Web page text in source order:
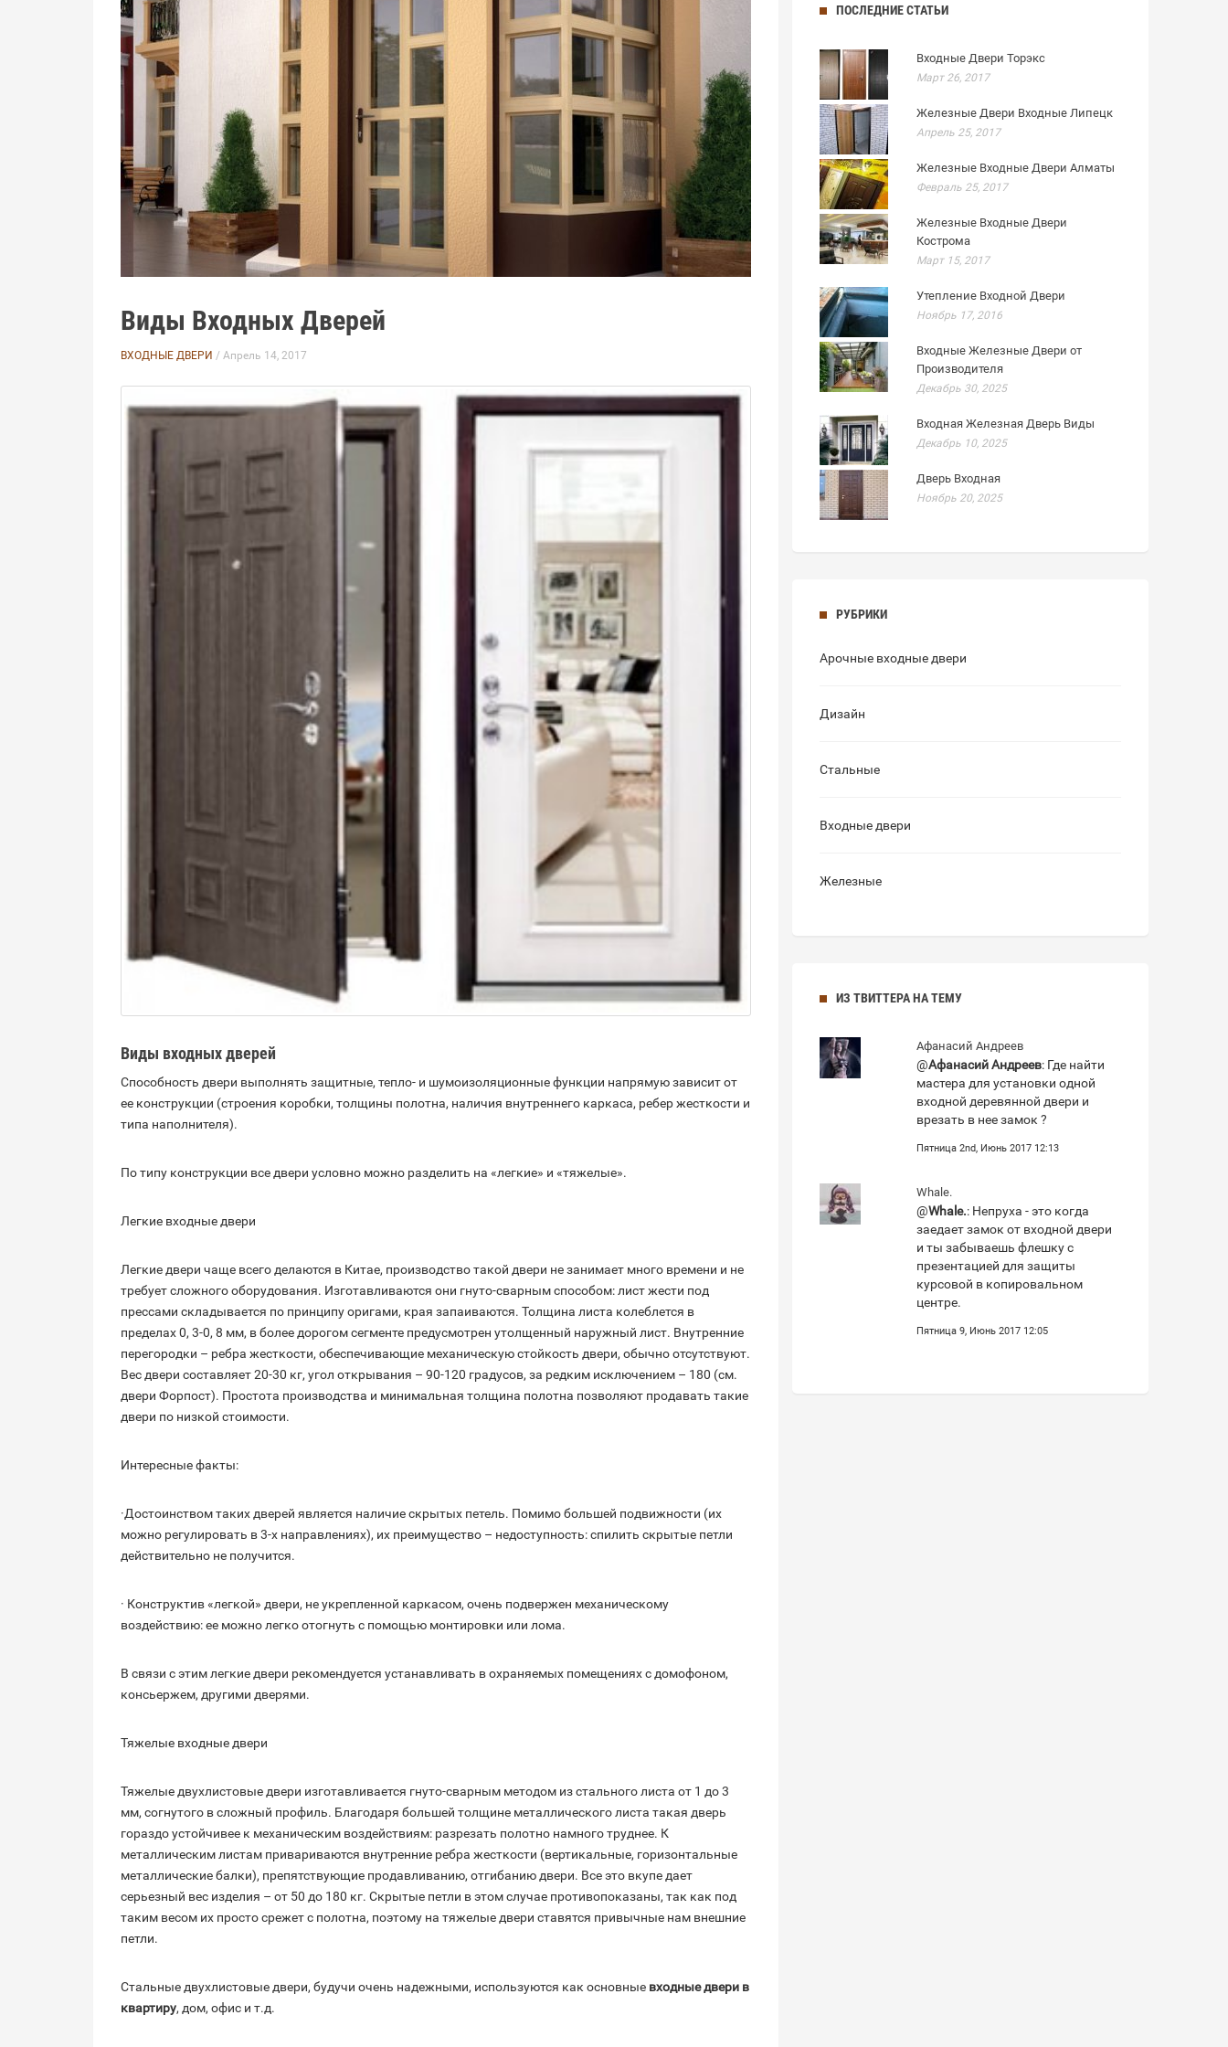
Виды Входных Дверей
ВХОДНЫЕ ДВЕРИ / Апрель 14, 2017
Виды входных дверей
Способность двери выполнять защитные, тепло- и шумоизоляционные функции напрямую зависит от
ее конструкции (строения коробки, толщины полотна, наличия внутреннего каркаса, ребер жесткости и
типа наполнителя).
По типу конструкции все двери условно можно разделить на «легкие» и «тяжелые».
Легкие входные двери
Легкие двери чаще всего делаются в Китае, производство такой двери не занимает много времени и не
требует сложного оборудования. Изготавливаются они гнуто-сварным способом: лист жести под
прессами складывается по принципу оригами, края запаиваются. Толщина листа колеблется в
пределах 0, 3-0, 8 мм, в более дорогом сегменте предусмотрен утолщенный наружный лист. Внутренние
перегородки – ребра жесткости, обеспечивающие механическую стойкость двери, обычно отсутствуют.
Вес двери составляет 20-30 кг, угол открывания – 90-120 градусов, за редким исключением – 180 (см.
двери Форпост). Простота производства и минимальная толщина полотна позволяют продавать такие
двери по низкой стоимости.
Интересные факты:
·Достоинством таких дверей является наличие скрытых петель. Помимо большей подвижности (их
можно регулировать в 3-х направлениях), их преимущество – недоступность: спилить скрытые петли
действительно не получится.
· Конструктив «легкой» двери, не укрепленной каркасом, очень подвержен механическому
воздействию: ее можно легко отогнуть с помощью монтировки или лома.
В связи с этим легкие двери рекомендуется устанавливать в охраняемых помещениях с домофоном,
консьержем, другими дверями.
Тяжелые входные двери
Тяжелые двухлистовые двери изготавливается гнуто-сварным методом из стального листа от 1 до 3
мм, согнутого в сложный профиль. Благодаря большей толщине металлического листа такая дверь
гораздо устойчивее к механическим воздействиям: разрезать полотно намного труднее. К
металлическим листам привариваются внутренние ребра жесткости (вертикальные, горизонтальные
металлические балки), препятствующие продавливанию, отгибанию двери. Все это вкупе дает
серьезный вес изделия – от 50 до 180 кг. Скрытые петли в этом случае противопоказаны, так как под
таким весом их просто срежет с полотна, поэтому на тяжелые двери ставятся привычные нам внешние
петли.
Стальные двухлистовые двери, будучи очень надежными, используются как основные входные двери в
квартиру, дом, офис и т.д.
ПОСЛЕДНИЕ СТАТЬИ
Входные Двери Торэкс
Март 26, 2017
Железные Двери Входные Липецк
Апрель 25, 2017
Железные Входные Двери Алматы
Февраль 25, 2017
Железные Входные Двери
Кострома
Март 15, 2017
Утепление Входной Двери
Ноябрь 17, 2016
Входные Железные Двери от
Производителя
Декабрь 30, 2025
Входная Железная Дверь Виды
Декабрь 10, 2025
Дверь Входная
Ноябрь 20, 2025
РУБРИКИ
Арочные входные двери
Дизайн
Стальные
Входные двери
Железные
ИЗ ТВИТТЕРА НА ТЕМУ
Афанасий Андреев
@Афанасий Андреев: Где найти
мастера для установки одной
входной деревянной двери и
врезать в нее замок ?
Пятница 2nd, Июнь 2017 12:13
Whale.
@Whale.: Непруха - это когда
заедает замок от входной двери
и ты забываешь флешку с
презентацией для защиты
курсовой в копировальном
центре.
Пятница 9, Июнь 2017 12:05